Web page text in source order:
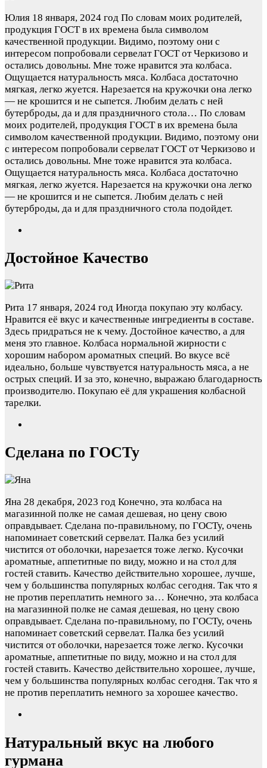
Юлия 18 января, 2024 год По словам моих родителей,
продукция ГОСТ в их времена была символом
качественной продукции. Видимо, поэтому они с
интересом попробовали сервелат ГОСТ от Черкизово и
остались довольны. Мне тоже нравится эта колбаса.
Ощущается натуральность мяса. Колбаса достаточно
мягкая, легко жуется. Нарезается на кружочки она легко
— не крошится и не сыпется. Любим делать с ней
бутерброды, да и для праздничного стола… По словам
моих родителей, продукция ГОСТ в их времена была
символом качественной продукции. Видимо, поэтому они
с интересом попробовали сервелат ГОСТ от Черкизово и
остались довольны. Мне тоже нравится эта колбаса.
Ощущается натуральность мяса. Колбаса достаточно
мягкая, легко жуется. Нарезается на кружочки она легко
— не крошится и не сыпется. Любим делать с ней
бутерброды, да и для праздничного стола подойдет.
Достойное Качество
Рита 17 января, 2024 год Иногда покупаю эту колбасу.
Нравится её вкус и качественные ингредиенты в составе.
Здесь придраться не к чему. Достойное качество, а для
меня это главное. Колбаса нормальной жирности с
хорошим набором ароматных специй. Во вкусе всё
идеально, больше чувствуется натуральность мяса, а не
острых специй. И за это, конечно, выражаю благодарность
производителю. Покупаю её для украшения колбасной
тарелки.
Сделана по ГОСТу
Яна 28 декабря, 2023 год Конечно, эта колбаса на
магазинной полке не самая дешевая, но цену свою
оправдывает. Сделана по-правильному, по ГОСТу, очень
напоминает советский сервелат. Палка без усилий
чистится от оболочки, нарезается тоже легко. Кусочки
ароматные, аппетитные по виду, можно и на стол для
гостей ставить. Качество действительно хорошее, лучше,
чем у большинства популярных колбас сегодня. Так что я
не против переплатить немного за… Конечно, эта колбаса
на магазинной полке не самая дешевая, но цену свою
оправдывает. Сделана по-правильному, по ГОСТу, очень
напоминает советский сервелат. Палка без усилий
чистится от оболочки, нарезается тоже легко. Кусочки
ароматные, аппетитные по виду, можно и на стол для
гостей ставить. Качество действительно хорошее, лучше,
чем у большинства популярных колбас сегодня. Так что я
не против переплатить немного за хорошее качество.
Натуральный вкус на любого
гурмана